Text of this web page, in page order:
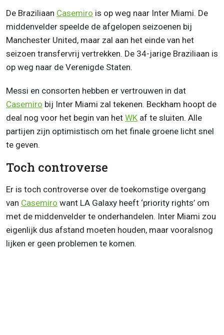
De Braziliaan Casemiro is op weg naar Inter Miami. De
middenvelder speelde de afgelopen seizoenen bij
Manchester United, maar zal aan het einde van het
seizoen transfervrij vertrekken. De 34-jarige Braziliaan is
op weg naar de Verenigde Staten.
Messi en consorten hebben er vertrouwen in dat
Casemiro bij Inter Miami zal tekenen. Beckham hoopt de
deal nog voor het begin van het WK af te sluiten. Alle
partijen zijn optimistisch om het finale groene licht snel
te geven.
Toch controverse
Er is toch controverse over de toekomstige overgang
van Casemiro want LA Galaxy heeft ‘priority rights’ om
met de middenvelder te onderhandelen. Inter Miami zou
eigenlijk dus afstand moeten houden, maar vooralsnog
lijken er geen problemen te komen.